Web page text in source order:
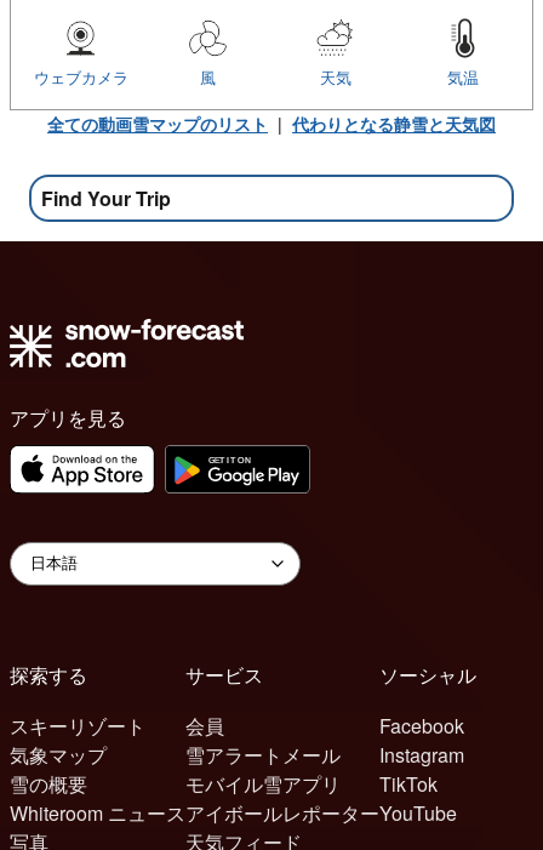
気温
天気
風
ウェブカメラ
全ての動画雪マップのリスト | 代わりとなる静雪と天気図
Find Your Trip
アプリを見る
探索する
スキーリゾート
気象マップ
雪の概要
Whiteroom ニュース
写真
サービス
会員
雪アラートメール
モバイル雪アプリ
アイボールレポーター
天気フィード
ソーシャル
Facebook
Instagram
TikTok
YouTube